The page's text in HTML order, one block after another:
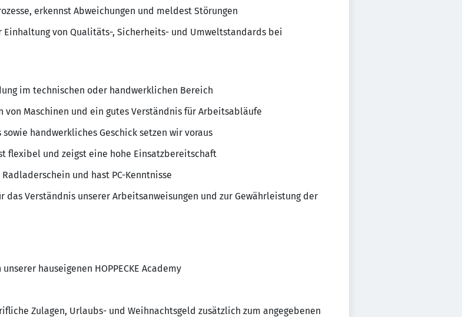
erkennst Abweichungen und meldest Störungen
Einhaltung von Qualitäts-, Sicherheits- und Umweltstandards bei
im technischen oder handwerklichen Bereich
von Maschinen und ein gutes Verständnis für Arbeitsabläufe
handwerkliches Geschick setzen wir voraus
flexibel und zeigst eine hohe Einsatzbereitschaft
und hast PC-Kenntnisse
das Verständnis unserer Arbeitsanweisungen und zur Gewährleistung der
hauseigenen HOPPECKE Academy
Zulagen, Urlaubs- und Weihnachtsgeld zusätzlich zum angegebenen